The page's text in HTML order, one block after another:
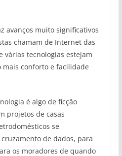
avanços muito significativos
chamam de Internet das
várias tecnologias estejam
mais conforto e facilidade
é algo de ficção
projetos de casas
se
de dados, para
os moradores de quando